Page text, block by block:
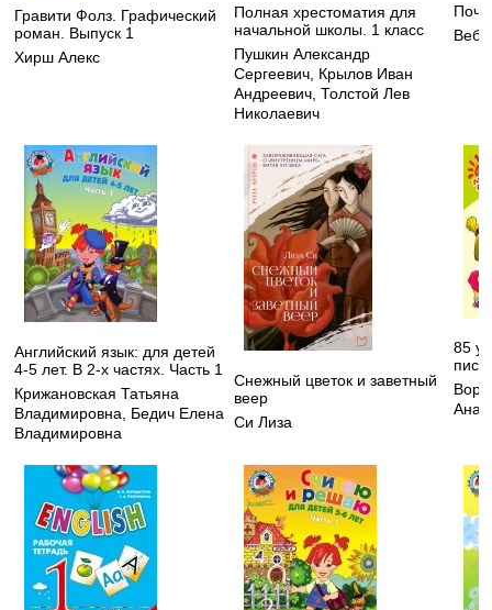
Гравити Фолз. Графический
роман. Выпуск 1
Хирш Алекс
Полная хрестоматия для
начальной школы. 1 класс
Пушкин Александр
Сергеевич, Крылов Иван
Андреевич, Толстой Лев
Николаевич
Английский язык: для детей
4-5 лет. В 2-х частях. Часть 1
Крижановская Татьяна
Владимировна, Бедич Елена
Владимировна
Снежный цветок и заветный
веер
Си Лиза
85